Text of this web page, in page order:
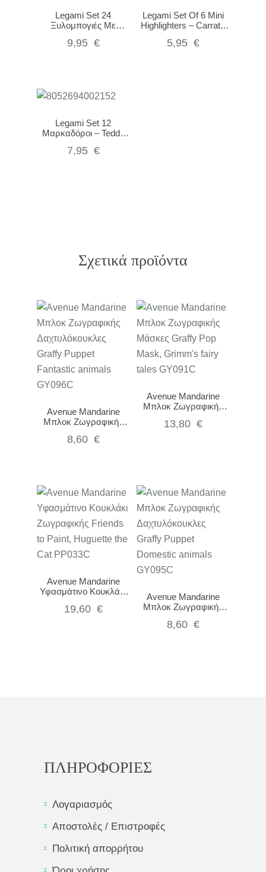
Legami Set 24
Ξυλομπογιές Με
Friends
9,95 €
Legami Set Of 6 Mini
Highlighters – Carrate
5,95 €
Legami Set 12
Μαρκαδόροι – Teddy
7,95 €
Σχετικά προϊόντα
Avenue Mandarine
Μπλοκ Ζωγραφικής
Puppet Fantastic
8,60 €
Avenue Mandarine
Μπλοκ Ζωγραφικής
Mask, Grimm’s fairy
13,80 €
Avenue Mandarine
Υφασμάτινο Κουκλάκι
Paint, Huguette the Cat
19,60 €
Avenue Mandarine
Μπλοκ Ζωγραφικής
Puppet Domestic
8,60 €
ΠΛΗΡΟΦΟΡΙΕΣ
Λογαριασμός
Αποστολές / Επιστροφές
Πολιτική απορρήτου